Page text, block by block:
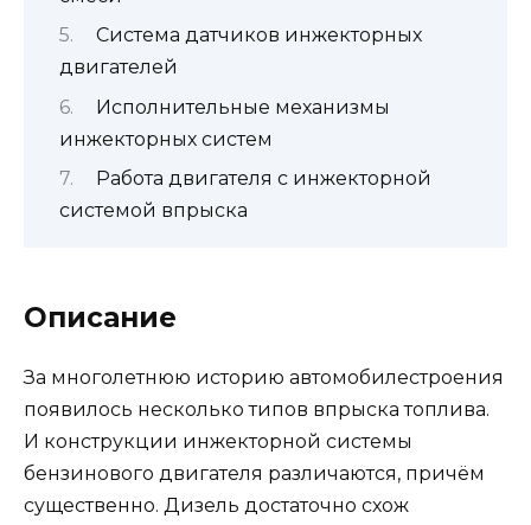
Система датчиков инжекторных
двигателей
Исполнительные механизмы
инжекторных систем
Работа двигателя с инжекторной
системой впрыска
Описание
За многолетнюю историю автомобилестроения
появилось несколько типов впрыска топлива.
И конструкции инжекторной системы
бензинового двигателя различаются, причём
существенно. Дизель достаточно схож